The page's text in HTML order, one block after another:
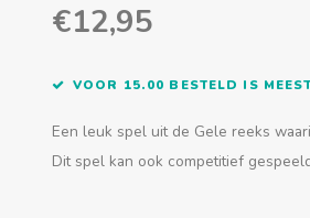
€12,95
VOOR 15.00 BESTELD IS
Een leuk spel uit de Gele reeks
Dit spel kan ook competitief